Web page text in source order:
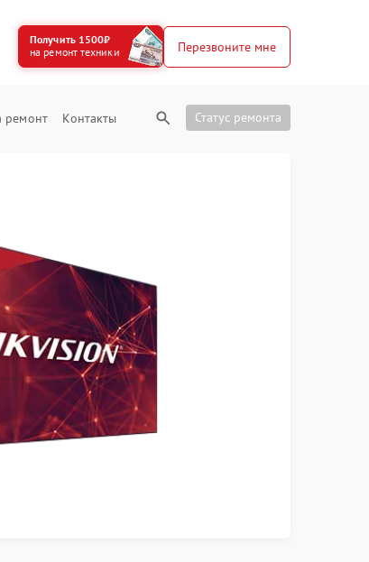
Получить 1500₽
на ремонт техники
Перезвоните мне
ремонт Контакты Статус ремонта